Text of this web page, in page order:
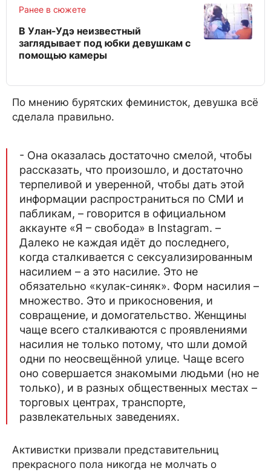
Ранее в сюжете
В Улан-Удэ неизвестный
заглядывает под юбки девушкам с
помощью камеры
По мнению бурятских феминисток, девушка всё
сделала правильно.
- Она оказалась достаточно смелой, чтобы
рассказать, что произошло, и достаточно
терпеливой и уверенной, чтобы дать этой
информации распространиться по СМИ и
пабликам, – говорится в официальном
аккаунте «Я – свобода» в Instagram. –
Далеко не каждая идёт до последнего,
когда сталкивается с сексуализированным
насилием – а это насилие. Это не
обязательно «кулак-синяк». Форм насилия –
множество. Это и прикосновения, и
совращение, и домогательство. Женщины
чаще всего сталкиваются с проявлениями
насилия не только потому, что шли домой
одни по неосвещённой улице. Чаще всего
оно совершается знакомыми людьми (но не
только), и в разных общественных местах –
торговых центрах, транспорте,
развлекательных заведениях.
Активистки призвали представительниц
прекрасного пола никогда не молчать о